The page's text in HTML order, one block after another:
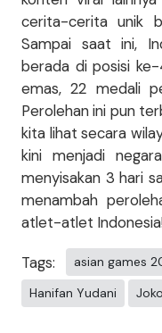
cerita-cerita unik
Sampai saat ini,
berada di posisi
emas, 22 medali
Perolehan ini pun
kita lihat secara
kini menjadi
menyisakan 3 hari
menambah
atlet-atlet
Tags: asian games
Hanifan Yudani